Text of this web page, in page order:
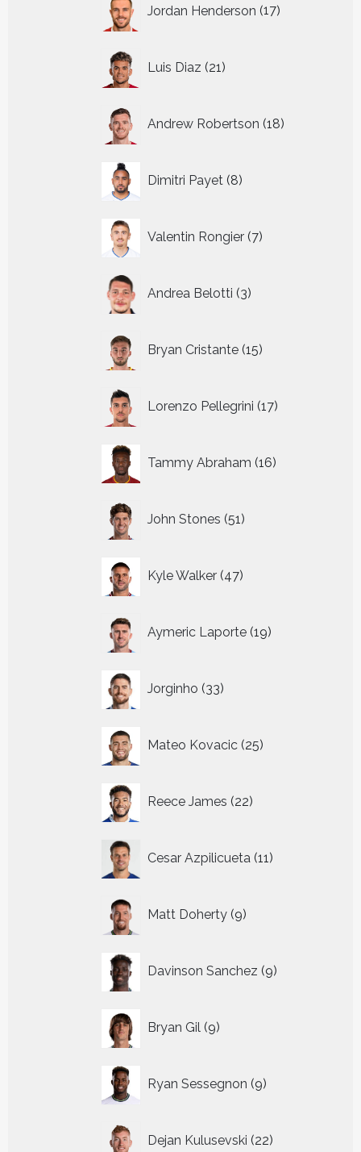
Jordan Henderson 17
producten
Luis Diaz 21
producten
Andrew Robertson 18
producten
Dimitri Payet 8
producten
Valentin Rongier 7
producten
Andrea Belotti 3
producten
Bryan Cristante 15
producten
Lorenzo Pellegrini 17
producten
Tammy Abraham 16
producten
John Stones 51
producten
Kyle Walker 47
producten
Aymeric Laporte 19
producten
Jorginho 33
producten
Mateo Kovacic 25
producten
Reece James 22
producten
Cesar Azpilicueta 11
producten
Matt Doherty 9
producten
Davinson Sanchez 9
producten
Bryan Gil 9
producten
Ryan Sessegnon 9
producten
Dejan Kulusevski 22
producten